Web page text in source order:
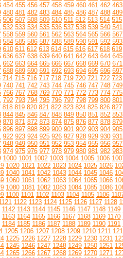
454 455 456 457 458 459 460 461 462 463
480 481 482 483 484 485 486 487 488 489
506 507 508 509 510 511 512 513 514 515
532 533 534 535 536 537 538 539 540 541
558 559 560 561 562 563 564 565 566 567
584 585 586 587 588 589 590 591 592 593
610 611 612 613 614 615 616 617 618 619
636 637 638 639 640 641 642 643 644 645
662 663 664 665 666 667 668 669 670 671
688 689 690 691 692 693 694 695 696 697
714 715 716 717 718 719 720 721 722 723
740 741 742 743 744 745 746 747 748 749
766 767 768 769 770 771 772 773 774 775
792 793 794 795 796 797 798 799 800 801
818 819 820 821 822 823 824 825 826 827
844 845 846 847 848 849 850 851 852 853
870 871 872 873 874 875 876 877 878 879
896 897 898 899 900 901 902 903 904 905
922 923 924 925 926 927 928 929 930 931
948 949 950 951 952 953 954 955 956 957
974 975 976 977 978 979 980 981 982 983
1000 1001 1002 1003 1004 1005 1006
1020 1021 1022 1023 1024 1025 1026
1040 1041 1042 1043 1044 1045 1046
1060 1061 1062 1063 1064 1065 1066
1080 1081 1082 1083 1084 1085 1086
1100 1101 1102 1103 1104 1105 1106
1122 1123 1124 1125 1126 1127 1128
1142 1143 1144 1145 1146 1147 1148 1149
1163 1164 1165 1166 1167 1168 1169 1170
1184 1185 1186 1187 1188 1189 1190 1191
1205 1206 1207 1208 1209 1210 1211
1225 1226 1227 1228 1229 1230 1231
1245 1246 1247 1248 1249 1250 1251
1265 1266 1267 1268 1269 1270 1271